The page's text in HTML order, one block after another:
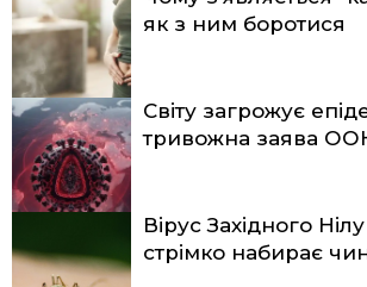
як з ним боротися
Світу загрожує
тривожна заява
Вірус Західного
стрімко набирає